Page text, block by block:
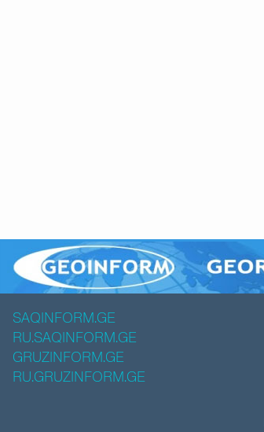
SAQINFORM.GE
RU.SAQINFORM.GE
GRUZINFORM.GE
RU.GRUZINFORM.GE